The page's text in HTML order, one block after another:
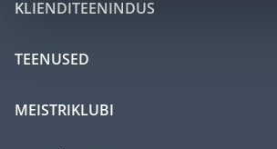
KLIENDITEENINDUS
TEENUSED
MEISTRIKLUBI